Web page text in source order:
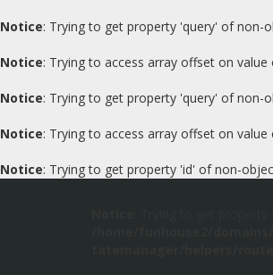
Notice: Trying to get property 'query' of non-
Notice: Trying to access array offset on value
Notice: Trying to get property 'query' of non-
Notice: Trying to access array offset on value
Notice: Trying to get property 'id' of non-